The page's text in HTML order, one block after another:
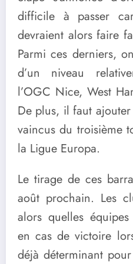
difficile à passer
devraient alors faire
Parmi ces derniers,
d’un niveau
l’OGC Nice, West
De plus, il faut
vaincus du troisième
la Ligue Europa.
Le tirage de ces
août prochain. Les
alors quelles
en cas de victoire
déjà déterminant